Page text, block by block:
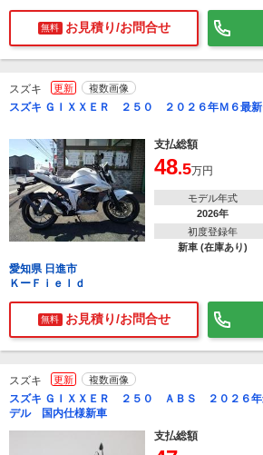
無料 お見積り/お問合せ
スズキ 更新 複数画像
スズキ ＧＩＸＸＥＲ ２５０ ２０２６年Ｍ６最新
支払総額
48.5万円
モデル年式
2026年
初度登録年
新車 (在庫あり)
愛知県 日進市
ＫーＦｉｅｌｄ
無料 お見積り/お問合せ
スズキ 更新 複数画像
スズキ ＧＩＸＸＥＲ ２５０ ＡＢＳ ２０２６年
デル 国内仕様新車
支払総額